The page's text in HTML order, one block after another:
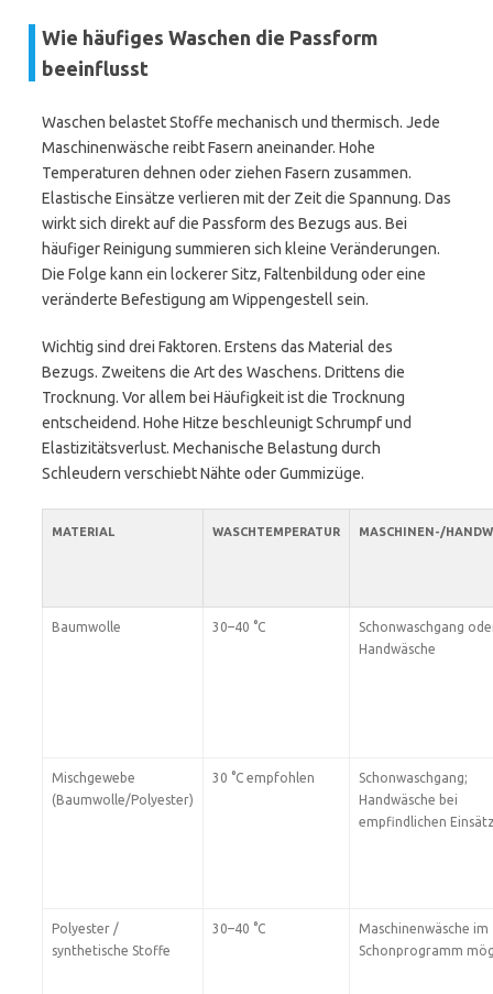
Wie häufiges Waschen die Passform
beeinflusst
Waschen belastet Stoffe mechanisch und thermisch. Jede
Maschinenwäsche reibt Fasern aneinander. Hohe
Temperaturen dehnen oder ziehen Fasern zusammen.
Elastische Einsätze verlieren mit der Zeit die Spannung. Das
wirkt sich direkt auf die Passform des Bezugs aus. Bei
häufiger Reinigung summieren sich kleine Veränderungen.
Die Folge kann ein lockerer Sitz, Faltenbildung oder eine
veränderte Befestigung am Wippengestell sein.
Wichtig sind drei Faktoren. Erstens das Material des
Bezugs. Zweitens die Art des Waschens. Drittens die
Trocknung. Vor allem bei Häufigkeit ist die Trocknung
entscheidend. Hohe Hitze beschleunigt Schrumpf und
Elastizitätsverlust. Mechanische Belastung durch
Schleudern verschiebt Nähte oder Gummizüge.
MATERIAL WASCHTEMPERATUR MASCHINEN-/
Baumwolle 30–40 °C
Schonwaschgang
Handwäsche
Mischgewebe
(Baumwolle/Polyester)
30 °C empfohlen
Schonwaschgang;
Handwäsche bei
empfindlichen
Polyester /
synthetische Stoffe
30–40 °C
Maschinenwäsche im
Schonprogramm